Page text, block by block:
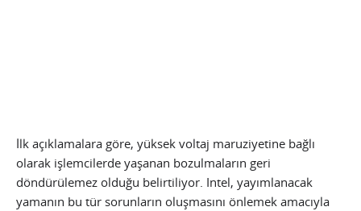
İlk açıklamalara göre, yüksek voltaj maruziyetine bağlı
olarak işlemcilerde yaşanan bozulmaların geri
döndürülemez olduğu belirtiliyor. Intel, yayımlanacak
yamanın bu tür sorunların oluşmasını önlemek amacıyla